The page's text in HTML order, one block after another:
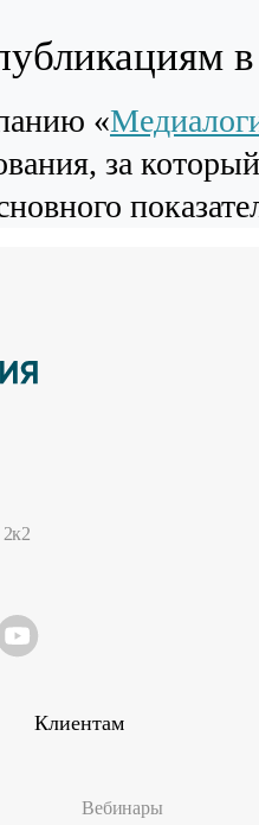
«
за
Клиентам
Вебинары